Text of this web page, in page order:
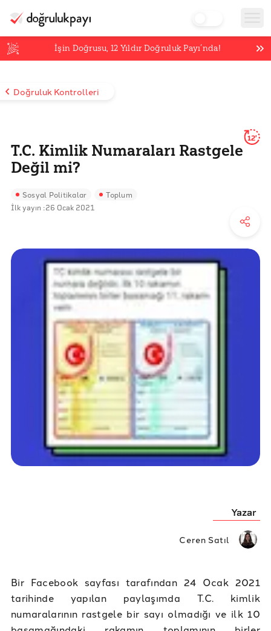
İşin Doğrusu,12 Yıldır Doğruluk Payı’nda!
Doğruluk Kontrolleri
T.C. Kimlik Numaraları Rastgele
Değil mi?
12'
Sosyal Politikalar Toplum
İlk yayın :26 Ocak 2021
Yazar
Ceren Satıl
Bir Facebook sayfası tarafından 24 Ocak 2021
tarihinde yapılan paylaşımda T.C. kimlik
numaralarının rastgele bir sayı olmadığı ve ilk 10